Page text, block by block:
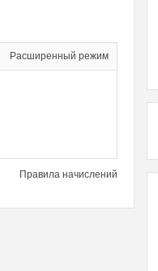
Расширенный режим
Правила начислений